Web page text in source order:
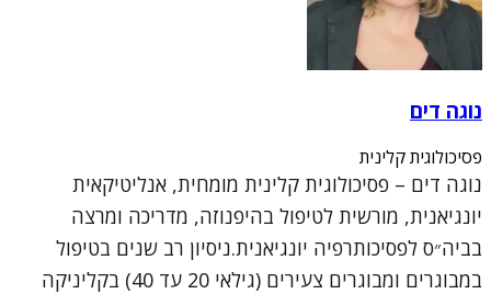
נוגה דים
פסיכולוגית קלינית
נוגה דים – פסיכולוגית קלינית מומחית, אנליטיקאית
יונגיאנית, מורשית לטיפול בהיפנוזה, מדריכה ומרצה
בביה״ס לפסיכותרפיה יונגיאנית.ניסיון רב שנים בטיפול
במבוגרים ומבוגרים צעירים (גילאי 20 עד 40) בקליניקה